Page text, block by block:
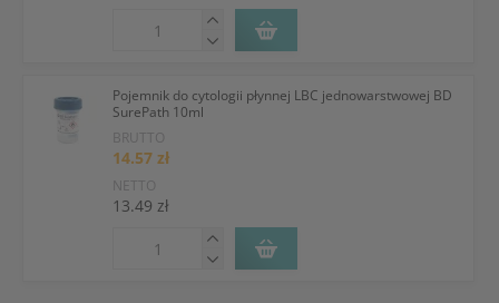
Pojemnik do cytologii płynnej LBC jednowarstwowej BD
SurePath 10ml
BRUTTO
14.57 zł
NETTO
13.49 zł